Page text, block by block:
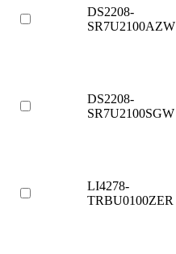
DS2208-
SR7U2100AZW
DS2208-
SR7U2100SGW
LI4278-
TRBU0100ZER